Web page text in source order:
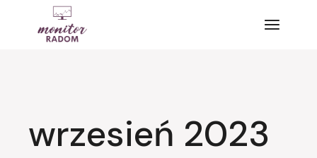
wrzesień 2023